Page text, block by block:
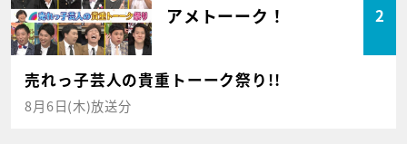
アメトーーク！ 2
売れっ子芸人の貴重トーーク祭り!!
8月6日(木)放送分